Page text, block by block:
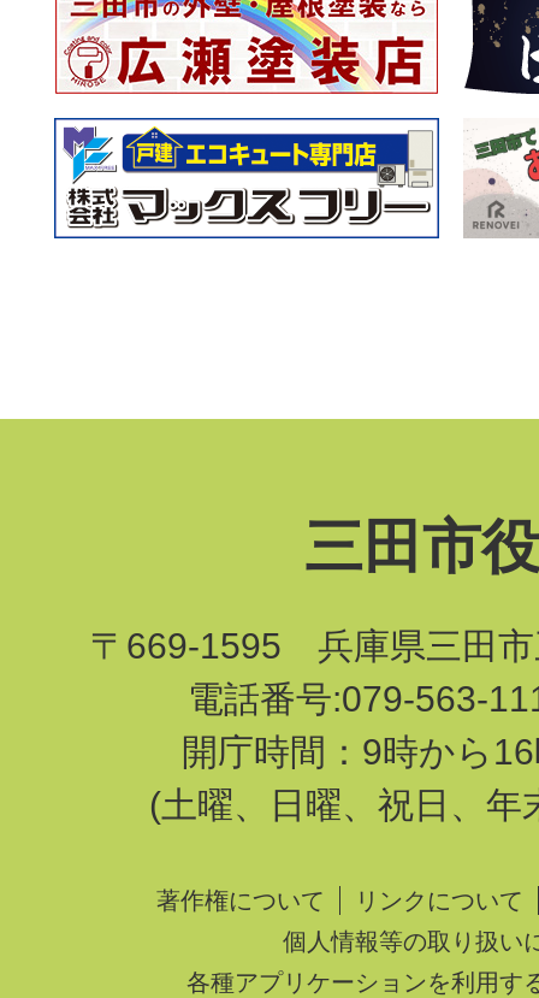
三田市
〒669-1595 兵庫県三田市
電話番号:079-563-
開庁時間：9時から
(土曜、日曜、祝日、年
著作権について
リンクについて
個人情報等の取り扱い
各種アプリケーションを利用す